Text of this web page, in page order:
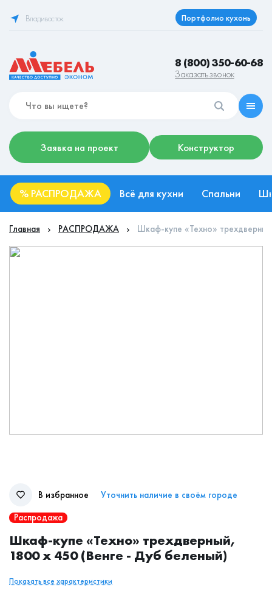
Владивосток Портфолио кухонь
8 (800) 350-60-68
Заказать звонок
Заявка на проект Конструктор
% РАСПРОДАЖА Всё для кухни Спальни
Главная РАСПРОДАЖА Шкаф-купе «Техно»
В избранное
Уточнить наличие в своём городе
Распродажа
Шкаф-купе «Техно» трехдверный,
1800 х 450 (Венге - Дуб беленый)
Показать все характеристики